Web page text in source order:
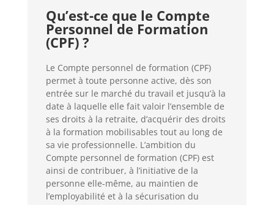
Qu’est-ce que le Compte
Personnel de Formation
(CPF) ?
Le Compte personnel de formation (CPF)
permet à toute personne active, dès son
entrée sur le marché du travail et jusqu’à la
date à laquelle elle fait valoir l’ensemble de
ses droits à la retraite, d’acquérir des droits
à la formation mobilisables tout au long de
sa vie professionnelle. L’ambition du
Compte personnel de formation (CPF) est
ainsi de contribuer, à l’initiative de la
personne elle-même, au maintien de
l’employabilité et à la sécurisation du